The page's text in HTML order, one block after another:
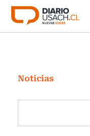
Click acá para ir
Investigación
Cultura
Programas
Noticias